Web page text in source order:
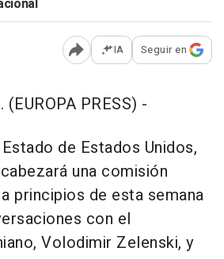
Abrir opciones para
IA Seguir en
PRESS) -
de Estados Unidos,
una comisión
principios de esta semana
con el
Volodimir Zelenski, y